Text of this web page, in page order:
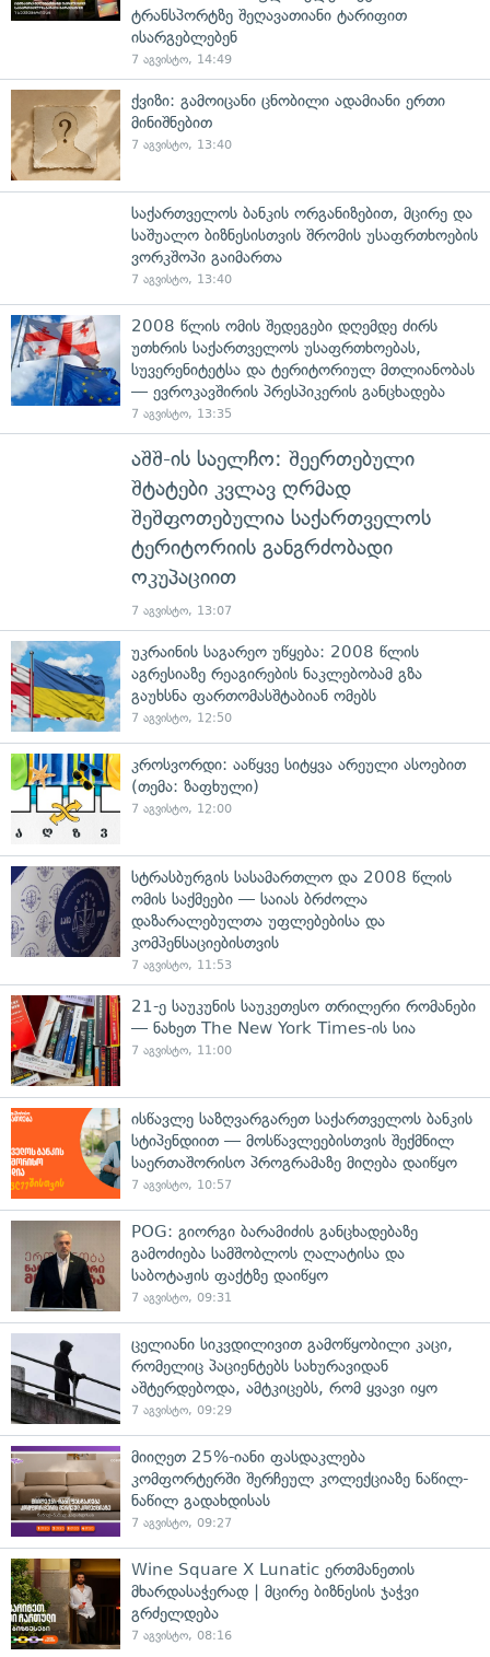
ტრანსპორტზე შეღავათიანი ტარიფით
ისარგებლებენ
7 აგვისტო, 14:49
ქვიზი: გამოიცანი ცნობილი ადამიანი ერთი
მინიშნებით
7 აგვისტო, 13:40
საქართველოს ბანკის ორგანიზებით, მცირე და
საშუალო ბიზნესისთვის შრომის უსაფრთხოების
ვორკშოპი გაიმართა
7 აგვისტო, 13:40
2008 წლის ომის შედეგები დღემდე ძირს
უთხრის საქართველოს უსაფრთხოებას,
სუვერენიტეტსა და ტერიტორიულ მთლიანობას
— ევროკავშირის პრესპიკერის განცხადება
7 აგვისტო, 13:35
აშშ-ის საელჩო: შეერთებული
შტატები კვლავ ღრმად
შეშფოთებულია საქართველოს
ტერიტორიის განგრძობადი
ოკუპაციით
7 აგვისტო, 13:07
უკრაინის საგარეო უწყება: 2008 წლის
აგრესიაზე რეაგირების ნაკლებობამ გზა
გაუხსნა ფართომასშტაბიან ომებს
7 აგვისტო, 12:50
კროსვორდი: ააწყვე სიტყვა არეული ასოებით
(თემა: ზაფხული)
7 აგვისტო, 12:00
სტრასბურგის სასამართლო და 2008 წლის
ომის საქმეები — საიას ბრძოლა
დაზარალებულთა უფლებებისა და
კომპენსაციებისთვის
7 აგვისტო, 11:53
21-ე საუკუნის საუკეთესო თრილერი რომანები
— ნახეთ The New York Times-ის სია
7 აგვისტო, 11:00
ისწავლე საზღვარგარეთ საქართველოს ბანკის
სტიპენდიით — მოსწავლეებისთვის შექმნილ
საერთაშორისო პროგრამაზე მიღება დაიწყო
7 აგვისტო, 10:57
POG: გიორგი ბარამიძის განცხადებაზე
გამოძიება სამშობლოს ღალატისა და
საბოტაჟის ფაქტზე დაიწყო
7 აგვისტო, 09:31
ცელიანი სიკვდილივით გამოწყობილი კაცი,
რომელიც პაციენტებს სახურავიდან
აშტერდებოდა, ამტკიცებს, რომ ყვავი იყო
7 აგვისტო, 09:29
მიიღეთ 25%-იანი ფასდაკლება
კომფორტერში შერჩეულ კოლექციაზე ნაწილ-
ნაწილ გადახდისას
7 აგვისტო, 09:27
Wine Square X Lunatic ერთმანეთის
მხარდასაჭერად | მცირე ბიზნესის ჯაჭვი
გრძელდება
7 აგვისტო, 08:16